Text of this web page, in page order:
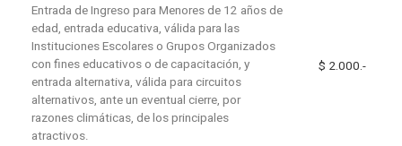
Entrada de Ingreso para Menores de 12 años de
edad, entrada educativa, válida para las
Instituciones Escolares o Grupos Organizados
con fines educativos o de capacitación, y
entrada alternativa, válida para circuitos
alternativos, ante un eventual cierre, por
razones climáticas, de los principales
atractivos.
$ 2.000.-